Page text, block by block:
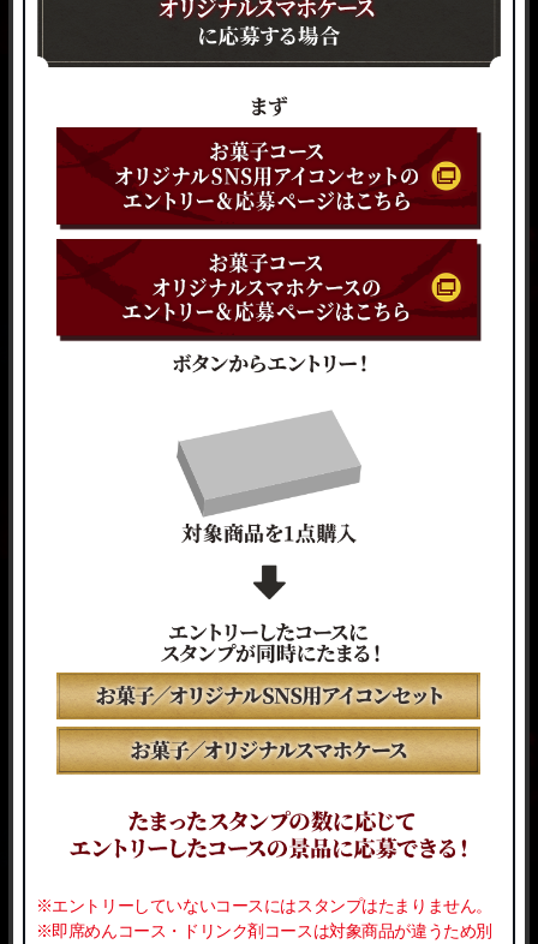
※エントリーしていないコースにはスタンプはたまりません。
※即席めんコース・ドリンク剤コースは対象商品が違うため別